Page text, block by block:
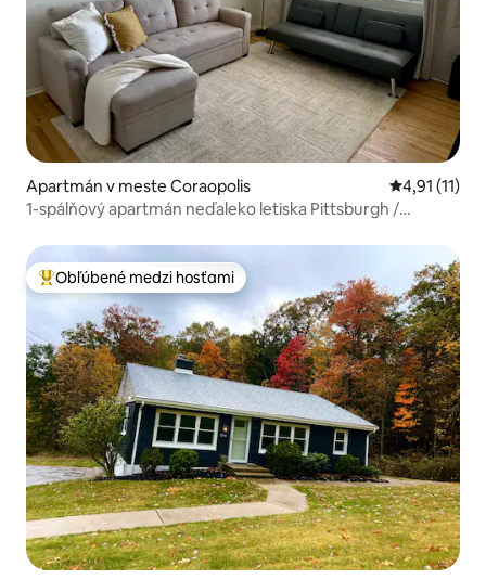
Apartmán v meste Coraopolis Priemerné
4,91 (11)
1-spálňový apartmán neďaleko letiska Pittsburgh /
Najobľúbenejšie medzi hosťami
Obľúbené medzi hosťami